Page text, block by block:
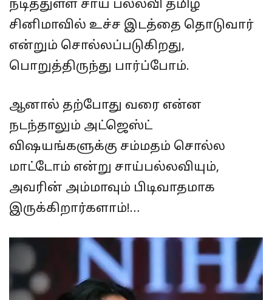
நடித்துள்ள சாய் பல்லவி தமிழ்
சினிமாவில் உச்ச இடத்தை தொடுவார்
என்றும் சொல்லப்படுகிறது,
பொறுத்திருந்து பார்ப்போம்.
ஆனால் தற்போது வரை என்ன
நடந்தாலும் அட்ஜெஸ்ட்
விஷயங்களுக்கு சம்மதம் சொல்ல
மாட்டோம் என்று சாய்பல்லவியும்,
அவரின் அம்மாவும் பிடிவாதமாக
இருக்கிறார்களாம்!…